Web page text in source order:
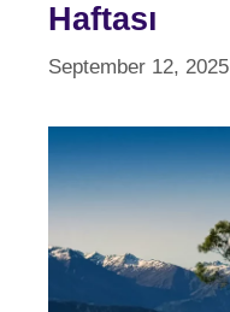
Haftası
September 12, 2025